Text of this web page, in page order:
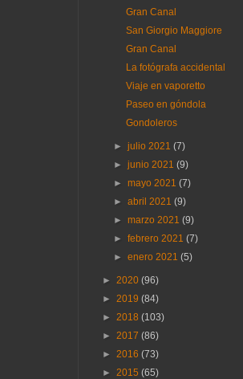
Gran Canal
San Giorgio Maggiore
Gran Canal
La fotógrafa accidental
Viaje en vaporetto
Paseo en góndola
Gondoleros
►julio 2021(7)
►junio 2021(9)
►mayo 2021(7)
►abril 2021(9)
►marzo 2021(9)
►febrero 2021(7)
►enero 2021(5)
► 2020 (96)
► 2019 (84)
► 2018 (103)
► 2017 (86)
► 2016 (73)
► 2015 (65)